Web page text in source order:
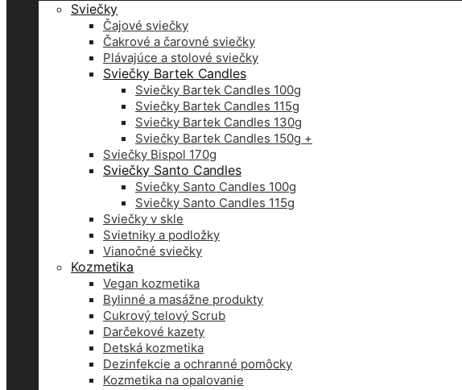
Sviečky
Čajové sviečky
Čakrové a čarovné sviečky
Plávajúce a stolové sviečky
Sviečky Bartek Candles
Sviečky Bartek Candles 100g
Sviečky Bartek Candles 115g
Sviečky Bartek Candles 130g
Sviečky Bartek Candles 150g +
Sviečky Bispol 170g
Sviečky Santo Candles
Sviečky Santo Candles 100g
Sviečky Santo Candles 115g
Sviečky v skle
Svietniky a podložky
Vianočné sviečky
Kozmetika
Vegan kozmetika
Bylinné a masážne produkty
Cukrový telový Scrub
Darčekové kazety
Detská kozmetika
Dezinfekcie a ochranné pomôcky
Kozmetika na opalovanie